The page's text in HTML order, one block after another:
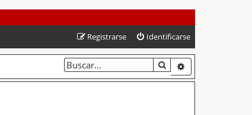
Identificarse
Registrarse
BUSCAR